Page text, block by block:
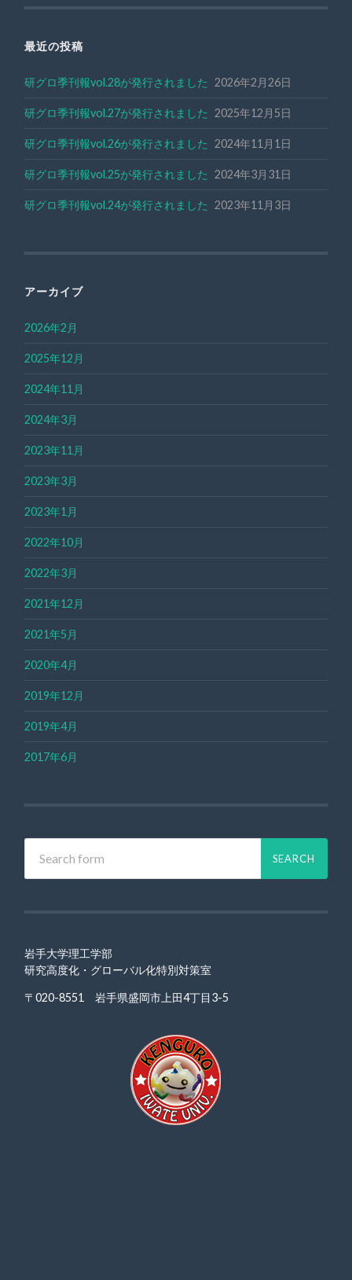
最近の投稿
研グロ季刊報vol.28が発行されました 2026年2月26日
研グロ季刊報vol.27が発行されました 2025年12月5日
研グロ季刊報vol.26が発行されました 2024年11月1日
研グロ季刊報vol.25が発行されました 2024年3月31日
研グロ季刊報vol.24が発行されました 2023年11月3日
アーカイブ
2026年2月
2025年12月
2024年11月
2024年3月
2023年11月
2023年3月
2023年1月
2022年10月
2022年3月
2021年12月
2021年5月
2020年4月
2019年12月
2019年4月
2017年6月
岩手大学理工学部
研究高度化・グローバル化特別対策室
〒020-8551 岩手県盛岡市上田4丁目3-5